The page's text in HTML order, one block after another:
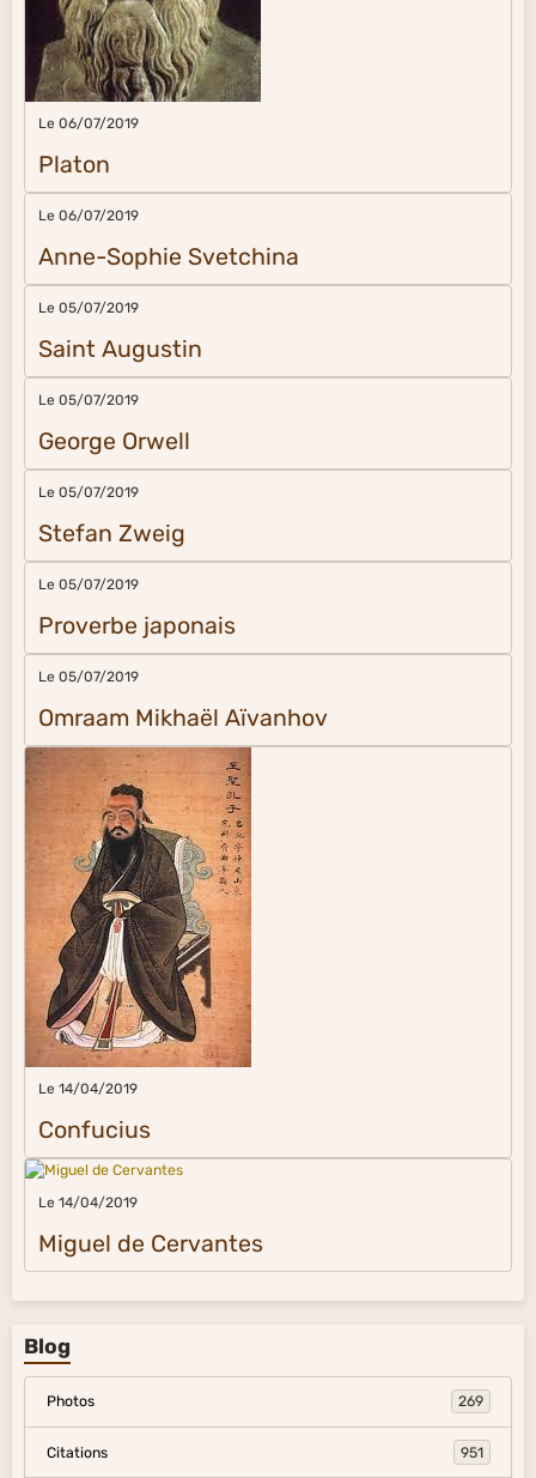
Le 06/07/2019
Platon
Le 06/07/2019
Anne-Sophie Svetchina
Le 05/07/2019
Saint Augustin
Le 05/07/2019
George Orwell
Le 05/07/2019
Stefan Zweig
Le 05/07/2019
Proverbe japonais
Le 05/07/2019
Omraam Mikhaël Aïvanhov
Le 14/04/2019
Confucius
Le 14/04/2019
Miguel de Cervantes
Blog
Photos 269
Citations 951